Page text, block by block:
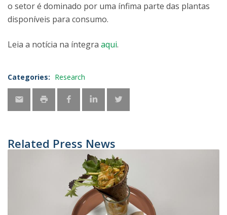
o setor é dominado por uma ínfima parte das plantas
disponíveis para consumo.
Leia a notícia na íntegra aqui.
Categories: Research
Related Press News